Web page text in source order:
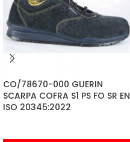
CO/78670-000 GUERIN
SCARPA COFRA S1 PS FO SR EN
ISO 20345:2022